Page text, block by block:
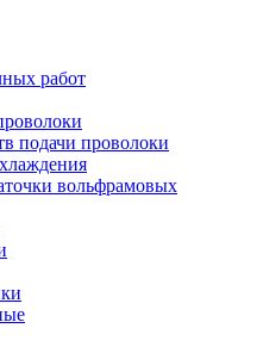
работ
подачи проволоки
вольфрамовых